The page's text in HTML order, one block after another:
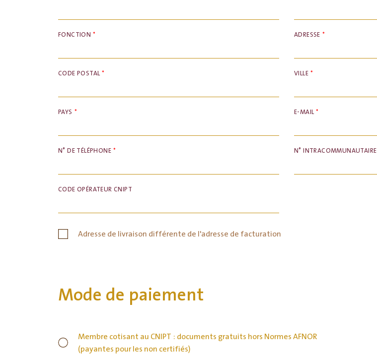
FONCTION * ADRESSE *
CODE POSTAL * VILLE *
PAYS * E-MAIL *
N° DE TÉLÉPHONE * N° INTRACOMMUNAUTAIRE
CODE OPÉRATEUR CNIPT
Adresse de livraison différente de l'adresse de facturation
Mode de paiement
Membre cotisant au CNIPT : documents gratuits hors Normes AFNOR
(payantes pour les non certifiés)